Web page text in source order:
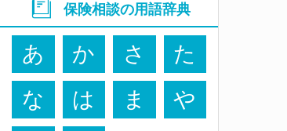
保険相談の用語辞典
あ か さ
た
な
は ま
や